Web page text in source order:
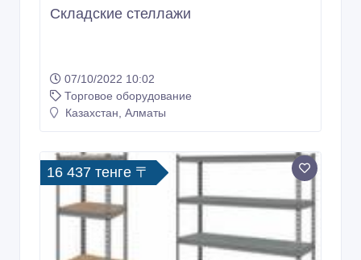
Складские стеллажи
07/10/2022 10:02
Торговое оборудование
Казахстан, Алматы
16 437 тенге 〒